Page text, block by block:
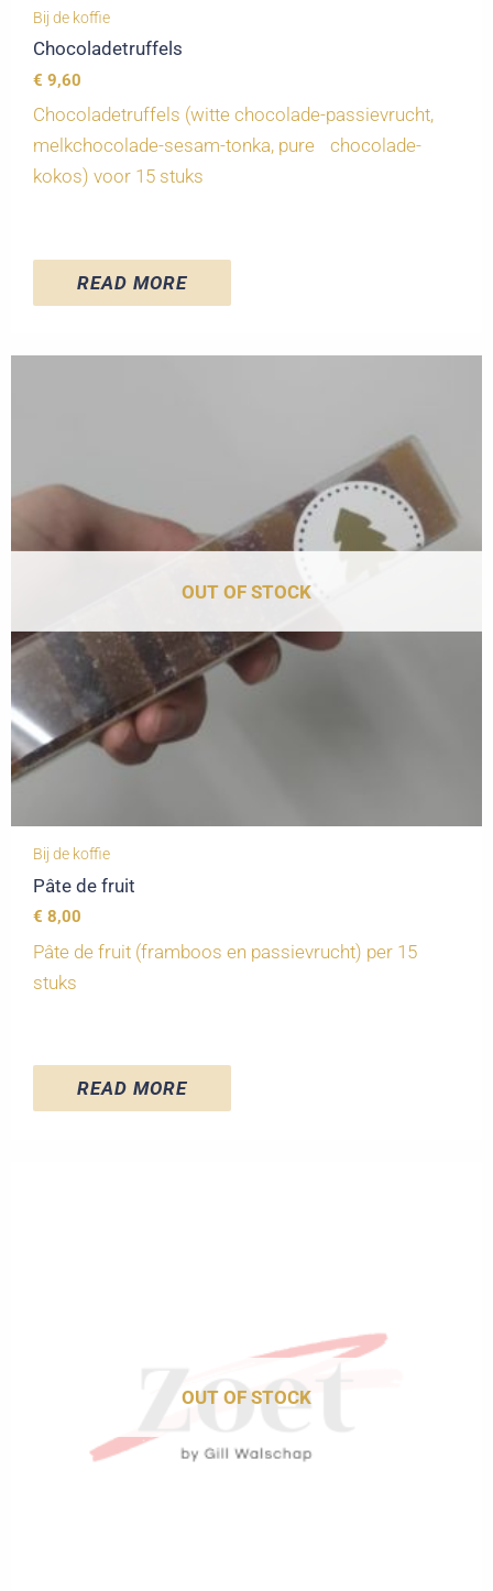
Bij de koffie
Chocoladetruffels
€ 9,60
Chocoladetruffels (witte chocolade-passievrucht,
melkchocolade-sesam-tonka, pure chocolade-
kokos) voor 15 stuks
READ MORE
OUT OF STOCK
Bij de koffie
Pâte de fruit
€ 8,00
Pâte de fruit (framboos en passievrucht) per 15
stuks
READ MORE
OUT OF STOCK